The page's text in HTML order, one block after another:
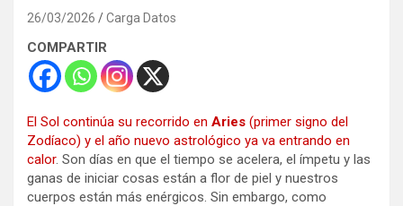
26/03/2026 Carga Datos
COMPARTIR
El Sol continúa su recorrido en Aries (primer signo del
Zodíaco) y el año nuevo astrológico ya va entrando en
calor. Son días en que el tiempo se acelera, el ímpetu y las
ganas de iniciar cosas están a flor de piel y nuestros
cuerpos están más enérgicos. Sin embargo, como